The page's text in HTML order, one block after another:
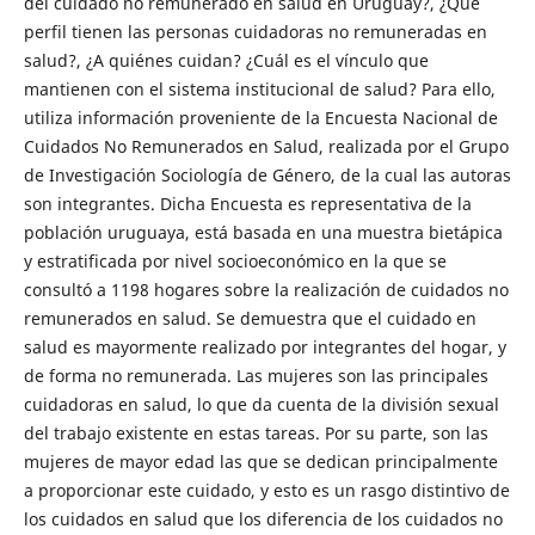
perfil tienen las personas cuidadoras no remuneradas en
salud?, ¿A quiénes cuidan? ¿Cuál es el vínculo que
mantienen con el sistema institucional de salud? Para ello,
utiliza información proveniente de la Encuesta Nacional de
Cuidados No Remunerados en Salud, realizada por el Grupo
de Investigación Sociología de Género, de la cual las autoras
son integrantes. Dicha Encuesta es representativa de la
población uruguaya, está basada en una muestra bietápica
y estratificada por nivel socioeconómico en la que se
consultó a 1198 hogares sobre la realización de cuidados no
remunerados en salud. Se demuestra que el cuidado en
salud es mayormente realizado por integrantes del hogar, y
de forma no remunerada. Las mujeres son las principales
cuidadoras en salud, lo que da cuenta de la división sexual
del trabajo existente en estas tareas. Por su parte, son las
mujeres de mayor edad las que se dedican principalmente
a proporcionar este cuidado, y esto es un rasgo distintivo de
los cuidados en salud que los diferencia de los cuidados no